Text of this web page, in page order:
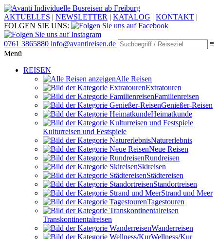
Individuelle Busreisen ab Freiburg
AKTUELLES | NEWSLETTER | KATALOG | KONTAKT |
FOLGEN SIE UNS:
0761 3865880 info@avantireisen.de
≡
Menü
REISEN
Alle Reisen
Extratouren
Familien­reisen
Genießer-Reisen
Heimatkunde
Kultur­reisen und Festspiele
Naturerlebnis
Neue Reisen
Rund­reisen
Ski­reisen
Städte­reisen
Standort­reisen
Strand und Meer
Tagestouren
Transkontinental­reisen
Wander­reisen
Wellness/Kur